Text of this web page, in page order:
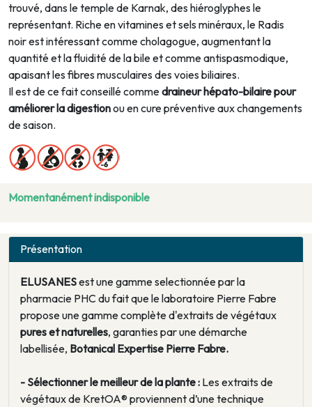
trouvé, dans le temple de Karnak, des hiéroglyphes le
représentant. Riche en vitamines et sels minéraux, le Radis
noir est intéressant comme cholagogue, augmentant la
quantité et la fluidité de la bile et comme antispasmodique,
apaisant les fibres musculaires des voies biliaires.
Il est de ce fait conseillé commedraineur hépato-bilaire pour
améliorer la digestionou en cure préventive aux changements
de saison.
Momentanément indisponible
Présentation
ELUSANESest une gamme selectionnée par la
pharmacie PHC du fait que le laboratoire Pierre Fabre
propose une gamme complète d'extraits de végétaux
pures et naturelles, garanties par une démarche
labellisée, Botanical Expertise Pierre Fabre.
- Sélectionner le meilleur de la plante : Les extraits de
végétaux de KretOA® proviennent d’une technique